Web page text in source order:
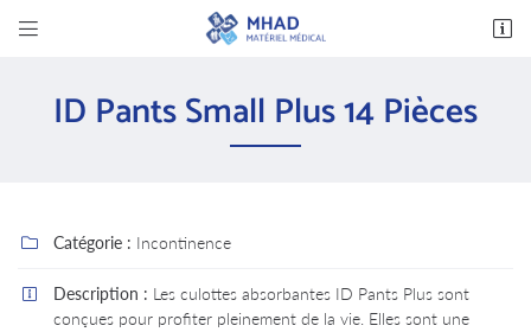
 
02 47 94 03 32
ID Pants Small Plus 14 Pièces
 Catégorie : Incontinence
 Description : Les culottes absorbantes ID Pants Plus sont
conçues pour profiter pleinement de la vie. Elles sont une